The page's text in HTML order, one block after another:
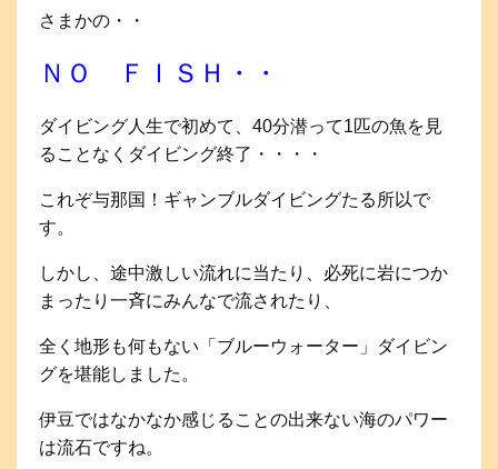
さまかの・・
ＮＯ ＦＩＳＨ・・
ダイビング人生で初めて、40分潜って1匹の魚を見
ることなくダイビング終了・・・・
これぞ与那国！ギャンブルダイビングたる所以で
す。
しかし、途中激しい流れに当たり、必死に岩につか
まったり一斉にみんなで流されたり、
全く地形も何もない「ブルーウォーター」ダイビン
グを堪能しました。
伊豆ではなかなか感じることの出来ない海のパワー
は流石ですね。